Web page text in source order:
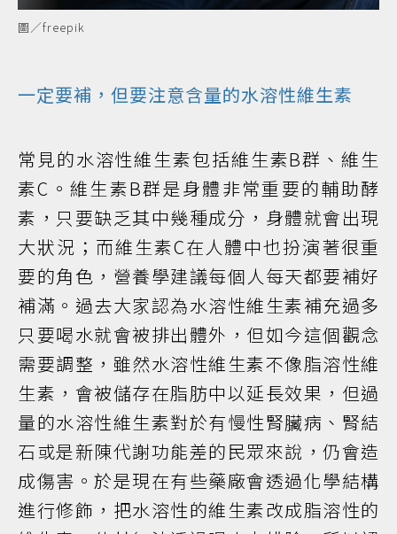
圖／freepik
一定要補，但要注意含量的水溶性維生素
常見的水溶性維生素包括維生素B群、維生
素C。維生素B群是身體非常重要的輔助酵
素，只要缺乏其中幾種成分，身體就會出現
大狀況；而維生素C在人體中也扮演著很重
要的角色，營養學建議每個人每天都要補好
補滿。過去大家認為水溶性維生素補充過多
只要喝水就會被排出體外，但如今這個觀念
需要調整，雖然水溶性維生素不像脂溶性維
生素，會被儲存在脂肪中以延長效果，但過
量的水溶性維生素對於有慢性腎臟病、腎結
石或是新陳代謝功能差的民眾來說，仍會造
成傷害。於是現在有些藥廠會透過化學結構
進行修飾，把水溶性的維生素改成脂溶性的